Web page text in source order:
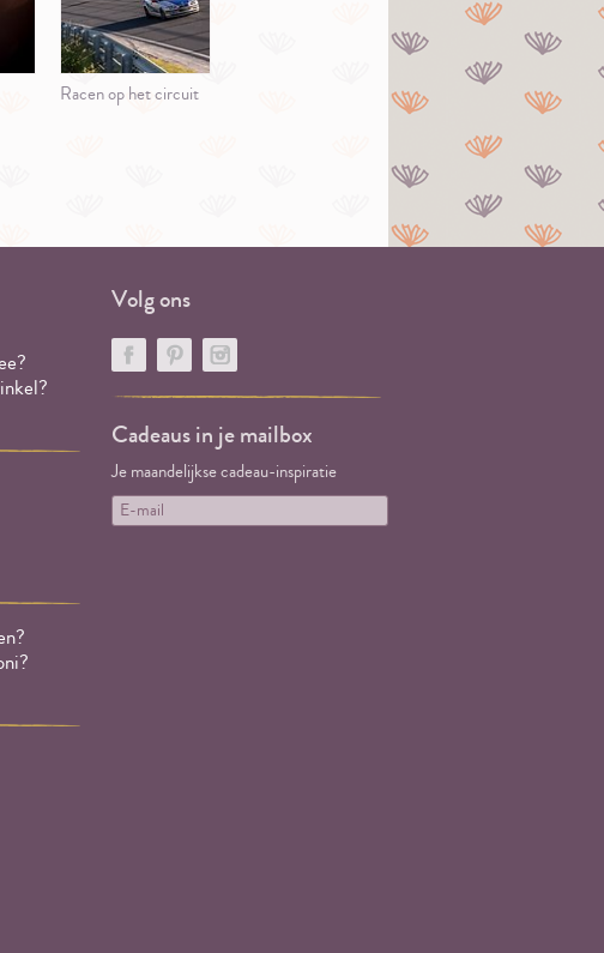
Racen op het circuit
Volg ons
Cadeaus in je mailbox
Je maandelijkse cadeau-inspiratie